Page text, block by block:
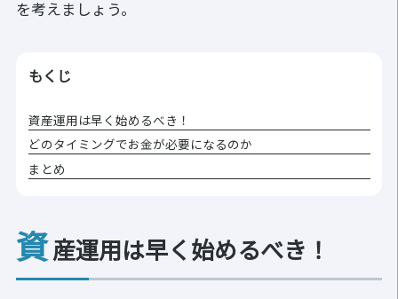
を考えましょう。
もくじ
資産運用は早く始めるべき！
どのタイミングでお金が必要になるのか
まとめ
資産運用は早く始めるべき！